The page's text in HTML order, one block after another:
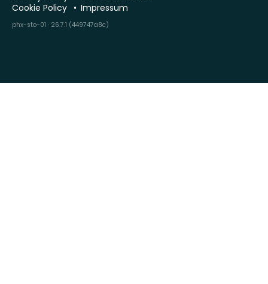
Cookie Policy
Impressum
phx-sto-01 · 26.7.1 (449747a8c)